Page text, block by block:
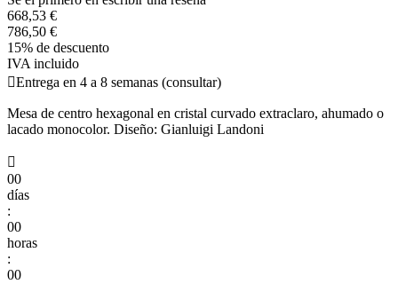
668,53 €
786,50 €
15% de descuento
IVA incluido
Entrega en 4 a 8 semanas (consultar)
Mesa de centro hexagonal en cristal curvado extraclaro, ahumado o
lacado monocolor. Diseño: Gianluigi Landoni

00
días
:
00
horas
:
00